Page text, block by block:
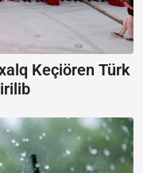
Keçiören Türk